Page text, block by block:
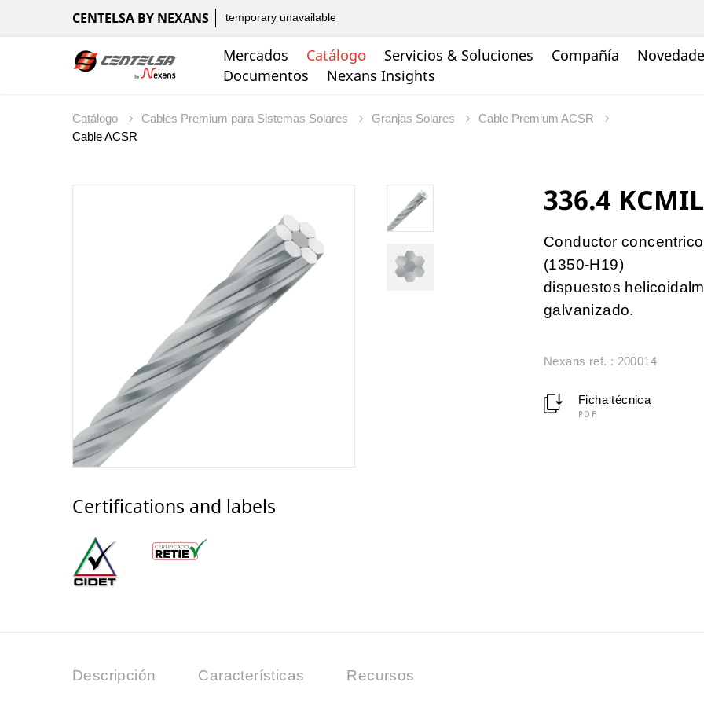
CENTELSA BY NEXANS temporary unavailable
Mercados Catálogo Servicios & Soluciones Compañía
Documentos
Nexans Insights
Catálogo Cables Premium para Sistemas Solares Granjas Solares
Cable Premium ACSR
Cable ACSR
Certifications and labels
336.4
Conductor
(1350-H19)
dispuestos
galvanizado.
Nexans ref. : 200014
Ficha técnica
PDF
Descripción Características Recursos